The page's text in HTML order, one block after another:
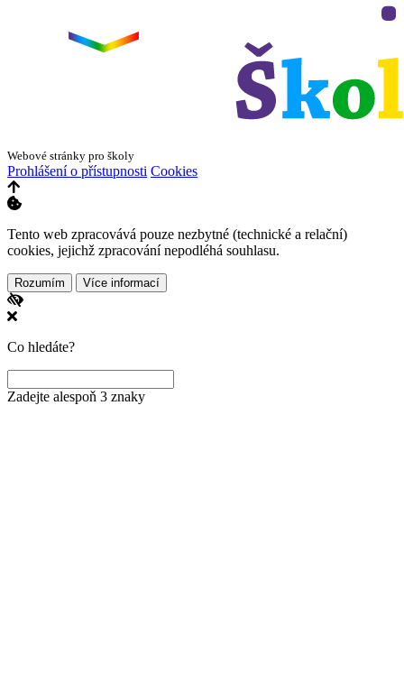
Webové stránky pro školy
Prohlášení o přístupnosti Cookies
Tento web zpracovává pouze nezbytné (technické a relační)
cookies, jejichž zpracování nepodléhá souhlasu.
Rozumím Více informací
Co hledáte?
Zadejte alespoň 3 znaky